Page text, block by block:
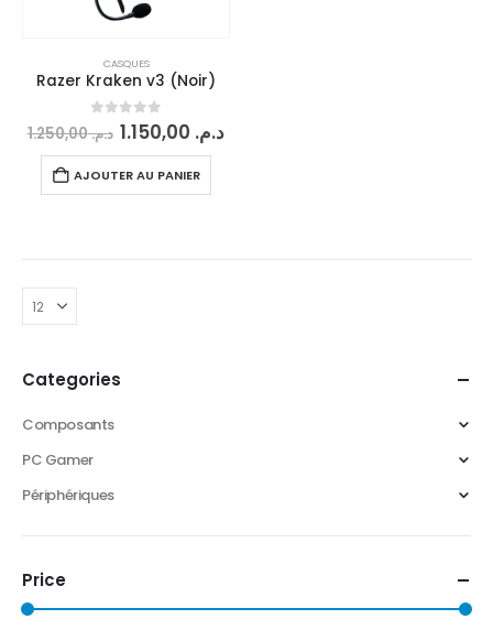
CASQUES
Razer Kraken v3 (Noir)
sur 5د.م.1.250,00 د.م.
AJOUTER AU PANIER
Categories
Composants
PC Gamer
Périphériques
Price